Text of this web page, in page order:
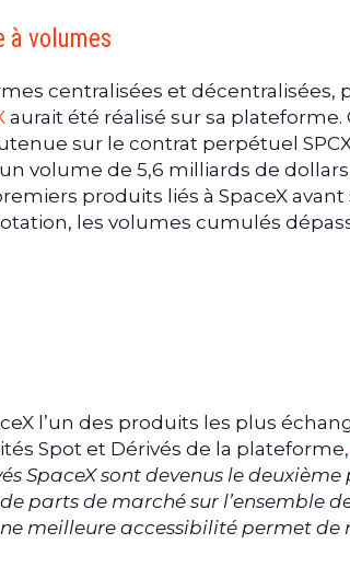
à volumes
centralisées et décentralisées,
aurait été réalisé sur sa plateforme.
sur le contrat perpétuel
volume de 5,6 milliards de
produits liés à SpaceX avant
les volumes cumulés
l’un des produits les plus
Spot et Dérivés de la plateforme,
SpaceX sont devenus le
parts de marché sur l’ensemble
meilleure accessibilité permet de